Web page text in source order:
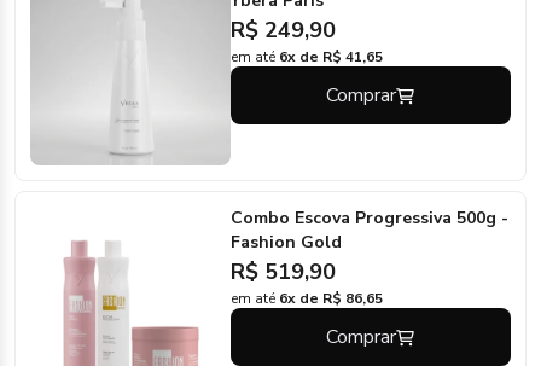
R$ 249,90
em até 6x de R$ 41,65
Comprar
Combo Escova Progressiva 500g -
Fashion Gold
R$ 519,90
em até 6x de R$ 86,65
Comprar